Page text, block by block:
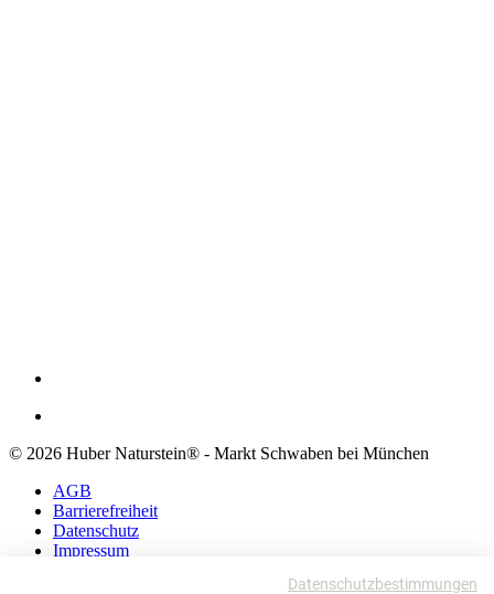
© 2026 Huber Naturstein® - Markt Schwaben bei München
AGB
Barrierefreiheit
Datenschutz
Impressum
Datenschutzbestimmungen